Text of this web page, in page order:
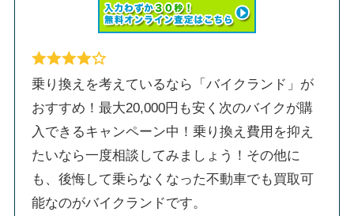
乗り換えを考えているなら「バイクランド」が
おすすめ！最大20,000円も安く次のバイクが購
入できるキャンペーン中！乗り換え費用を抑え
たいなら一度相談してみましょう！その他に
も、後悔して乗らなくなった不動車でも買取可
能なのがバイクランドです。